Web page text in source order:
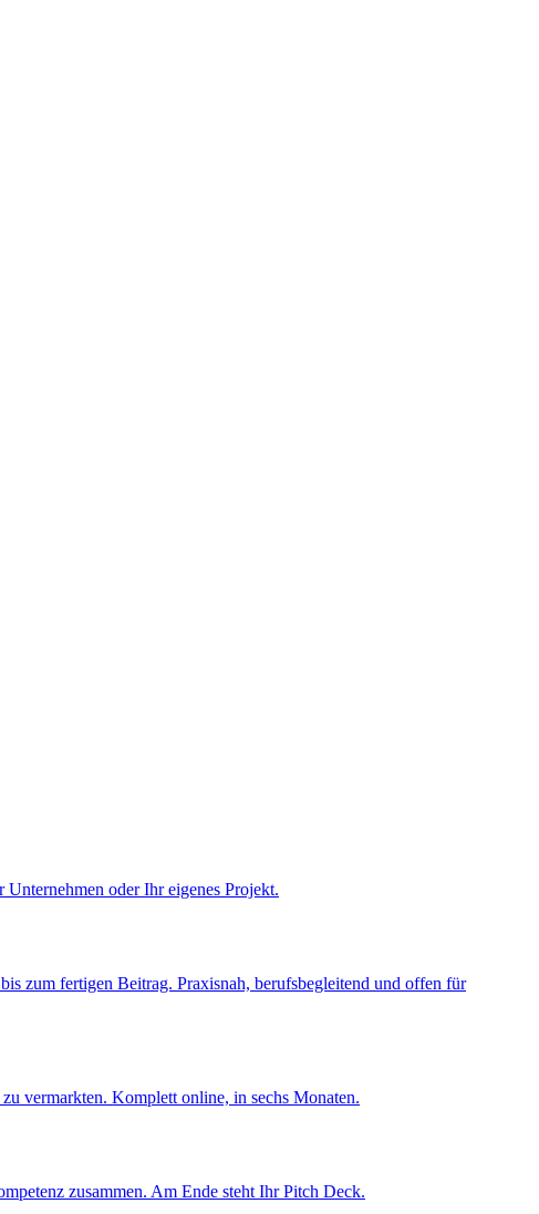
oder Ihr eigenes Projekt.
zum fertigen Beitrag. Praxisnah, berufsbegleitend und offen für
vermarkten. Komplett online, in sechs Monaten.
zusammen. Am Ende steht Ihr Pitch Deck.